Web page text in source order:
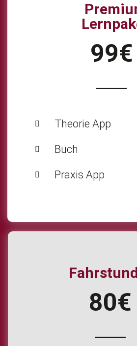
99€
Theorie App
Buch
Praxis App
80€